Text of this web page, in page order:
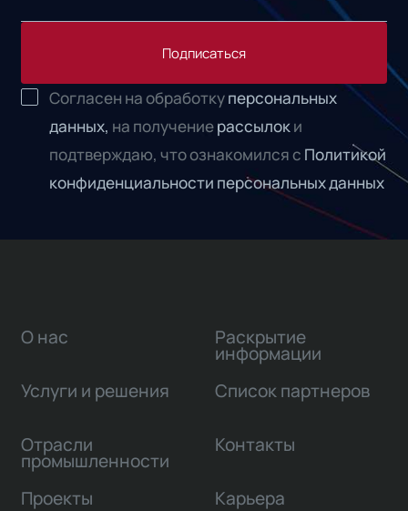
Подписаться
Согласен на обработкуперсональных
данных, на получениерассылоки
подтверждаю, что ознакомился с Политикой
конфиденциальности персональных данных
О нас
Услуги и решения
Отрасли
промышленности
Проекты
Раскрытие
информации
Список партнеров
Контакты
Карьера